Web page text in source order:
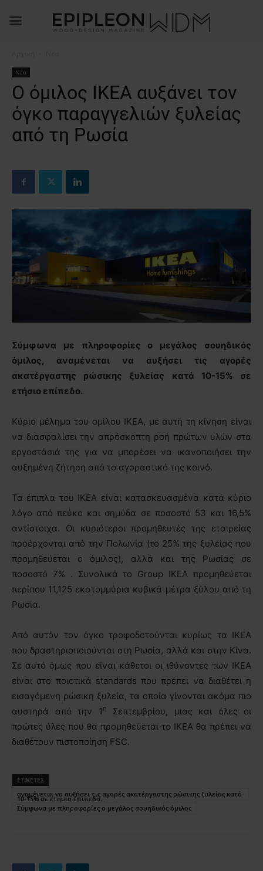
Νέα
Ο όμιλος ΙΚΕΑ αυξάνει τον
όγκο παραγγελιών ξυλείας
από τη Ρωσία
Σύμφωνα με πληροφορίες ο μεγάλος σουηδικός
όμιλος, αναμένεται να αυξήσει τις αγορές
ακατέργαστης ρώσικης ξυλείας κατά 10-15% σε
ετήσιο επίπεδο.
Κύριο μέλημα του ομίλου ΙΚΕΑ, με αυτή τη κίνηση είναι
να διασφαλίσει την απρόσκοπτη ροή πρώτων υλών στα
εργοστάσιά της για να μπορέσει να ικανοποιήσει την
αυξημένη ζήτηση από το αγοραστικό της κοινό.
Τα έπιπλα του ΙΚΕΑ είναι κατασκευασμένα κατά κύριο
λόγο από πεύκο και σημύδα σε ποσοστό 53 και 16,5%
αντίστοιχα. Οι κυριότεροι προμηθευτές της εταιρείας
προέρχονται από την Πολωνία (το 25% της ξυλείας που
προμηθεύεται ο όμιλος), αλλά και της Ρωσίας σε
ποσοστό 7% . Συνολικά το Group ΙΚΕΑ προμηθεύεται
περίπου 11,125 εκατομμύρια κυβικά μέτρα ξύλου από τη
Ρωσία.
Από αυτόν τον όγκο τροφοδοτούνται κυρίως τα ΙΚΕΑ
που δραστηριοποιούνται στη Ρωσία, αλλά και στην Κίνα.
Σε αυτό όμως που είναι κάθετοι οι ιθύνοντες των ΙΚΕΑ
είναι στο ποιοτικά standards που πρέπει να διαθέτει η
εισαγόμενη ρώσικη ξυλεία, τα οποία γίνονται ακόμα πιο
αυστηρά από την 1 η
Σεπτεμβρίου, μιας και όλες οι
πρώτες ύλες που θα προμηθεύεται το ΙΚΕΑ θα πρέπει να
διαθέτουν πιστοποίηση FSC.
ΕΤΙΚΕΤΕΣ
αναμένεται να αυξήσει τις αγορές ακατέργαστης ρώσικης ξυλείας κατά
10-15% σε ετήσιο επίπεδο.
Σύμφωνα με πληροφορίες ο μεγάλος σουηδικός όμιλος